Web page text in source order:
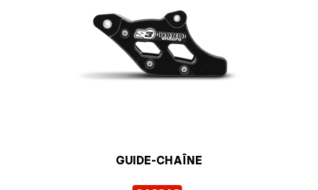
GUIDE-CHAÎNE